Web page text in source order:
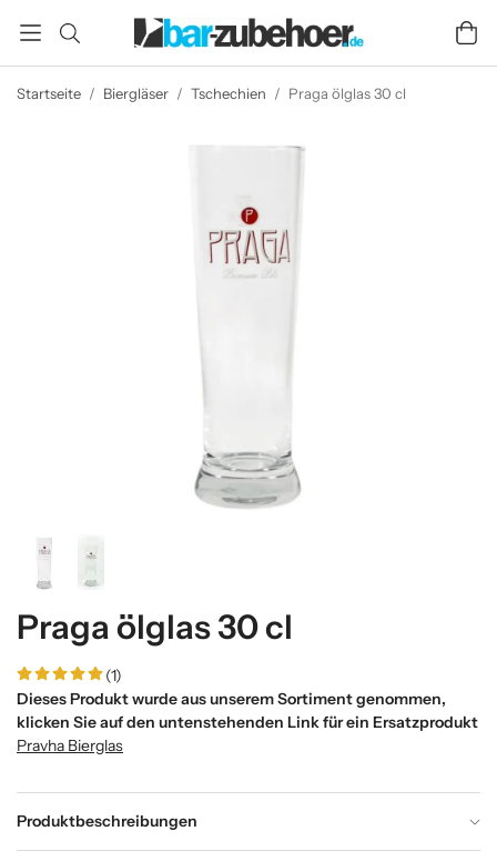
Startseite / Biergläser / Tschechien / Praga ölglas 30 cl
Praga ölglas 30 cl
(1)
Dieses Produkt wurde aus unserem Sortiment genommen,
klicken Sie auf den untenstehenden Link für ein Ersatzprodukt
Pravha Bierglas
Produktbeschreibungen